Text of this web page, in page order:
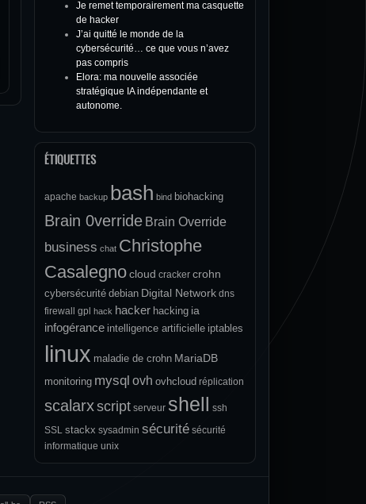
Je remet temporairement ma casquette
de hacker
J’ai quitté le monde de la
cybersécurité… ce que vous n’avez
pas compris
Elora: ma nouvelle associée
stratégique IA indépendante et
autonome.
ÉTIQUETTES
apache backup bash bind biohacking
Brain 0verride Brain Override
business chat Christophe
Casalegnocloud cracker crohn
cybersécurité debian Digital Network dns
firewall
gpl hack hacker hacking ia
infogérance intelligence artificielle iptables
linux maladie de crohn MariaDB
monitoring mysql ovh ovhcloud réplication
scalarxscript serveur shell
ssh
SSL stackx sysadmin sécurité sécurité
informatique unix